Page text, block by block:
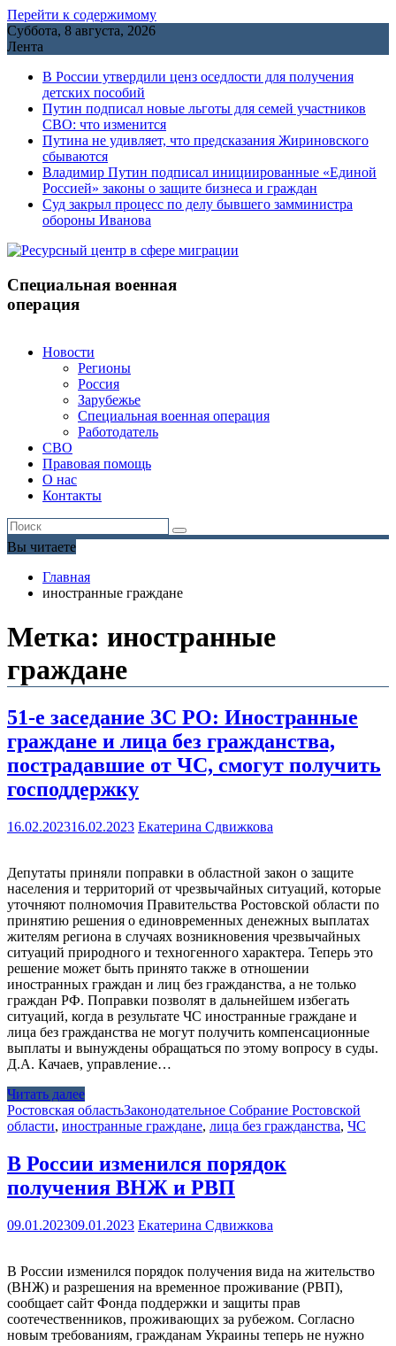
Перейти к содержимому
Суббота, 8 августа, 2026
Лента
В России утвердили ценз оседлости для получения
детских пособий
Путин подписал новые льготы для семей участников
СВО: что изменится
Путина не удивляет, что предсказания Жириновского
сбываются
Владимир Путин подписал инициированные «Единой
Россией» законы о защите бизнеса и граждан
Cуд закрыл процесс по делу бывшего замминистра
обороны Иванова
Специальная военная
операция
Новости
Регионы
Россия
Зарубежье
Специальная военная операция
Работодатель
СВО
Правовая помощь
О нас
Контакты
Вы читаете
Главная
иностранные граждане
Метка: иностранные
граждане
51-е заседание ЗС РО: Иностранные
граждане и лица без гражданства,
пострадавшие от ЧС, смогут получить
господдержку
16.02.202316.02.2023 Екатерина Сдвижкова
Депутаты приняли поправки в областной закон о защите
населения и территорий от чрезвычайных ситуаций, которые
уточняют полномочия Правительства Ростовской области по
принятию решения о единовременных денежных выплатах
жителям региона в случаях возникновения чрезвычайных
ситуаций природного и техногенного характера. Теперь это
решение может быть принято также в отношении
иностранных граждан и лиц без гражданства, а не только
граждан РФ. Поправки позволят в дальнейшем избегать
ситуаций, когда в результате ЧС иностранные граждане и
лица без гражданства не могут получить компенсационные
выплаты и вынуждены обращаться по этому вопросу в суды.
Д.А. Качаев, управление…
Читать далее
Ростовская областьЗаконодательное Собрание Ростовской
области, иностранные граждане, лица без гражданства, ЧС
В России изменился порядок
получения ВНЖ и РВП
09.01.202309.01.2023 Екатерина Сдвижкова
В России изменился порядок получения вида на жительство
(ВНЖ) и разрешения на временное проживание (РВП),
сообщает сайт Фонда поддержки и защиты прав
соотечественников, проживающих за рубежом. Согласно
новым требованиям, гражданам Украины теперь не нужно